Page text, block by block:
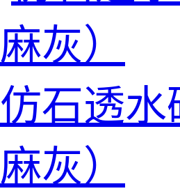
仿石透水
麻灰）